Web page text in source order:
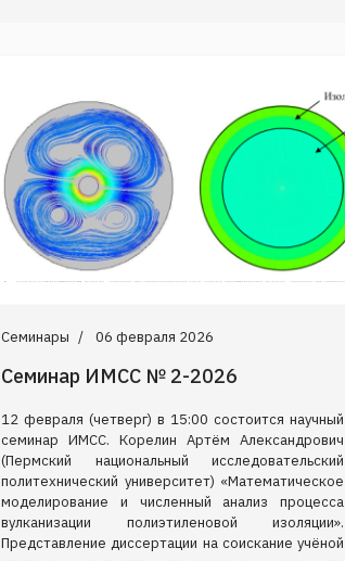
Семинары 06 февраля 2026
Семинар ИМСС № 2-2026
12 февраля (четверг) в 15:00 состоится научный
семинар ИМСС. Корелин Артём Александрович
(Пермский национальный исследовательский
политехнический университет) «Математическое
моделирование и численный анализ процесса
вулканизации полиэтиленовой изоляции».
Представление диссертации на соискание учёной